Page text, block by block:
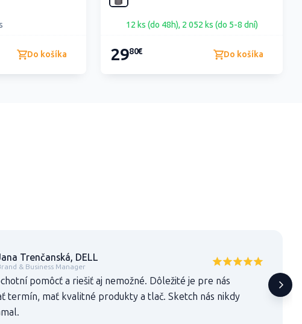
Do košíka
12 ks (do 48h), 2 052 ks (do 5-8 dní)
2980€ Do košíka
Trenčanská, DELL
& Business Manager
pomôcť a riešiť aj nemožné. Dôležité je pre nás
termín, mať kvalitné produkty a tlač. Sketch nás nikdy